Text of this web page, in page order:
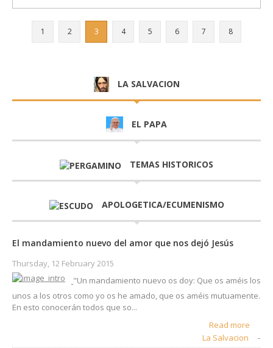
EL PAPA
TEMAS HISTORICOS
APOLOGETICA/ECUMENISMO
El mandamiento nuevo del amor que nos dejó Jesús
"Un mandamiento nuevo os doy: Que os améis los
unos a los otros como yo os he amado, que os améis mutuamente.
En esto conocerán todos que so...
Read more